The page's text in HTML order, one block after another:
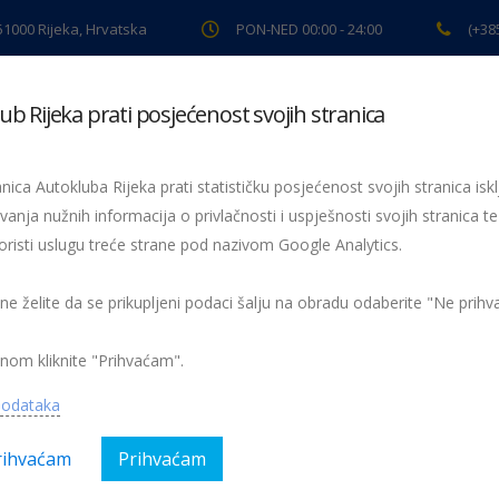
Rijeka, Hrvatska PON-NED 00:00 - 24:00
pregled Pomoć na cesti Servis Preventiva
Matija Kauzlarić je najbrži član na stepenicama matija23
Rijeka prati posjećenost svojih stranica
Autokluba Rijeka prati statističku posjećenost svojih stranica
nužnih informacija o privlačnosti i uspješnosti svojih stranica te
uslugu treće strane pod nazivom Google Analytics.
želite da se prikupljeni podaci šalju na obradu odaberite "Ne
kliknite "Prihvaćam".
Prihvaćam